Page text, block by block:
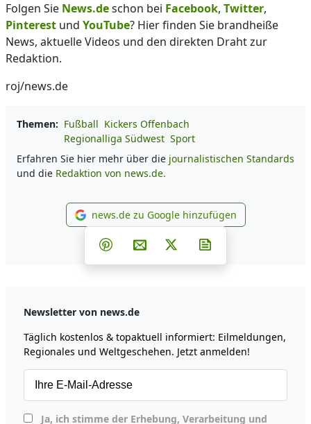
Folgen Sie News.deschon bei Facebook, Twitter,
Pinterest und YouTube? Hier finden Sie brandheiße
News, aktuelle Videos und den direkten Draht zur
Redaktion.
roj/news.de
Themen: Fußball Kickers Offenbach
Regionalliga Südwest Sport
Erfahren Sie hier mehr über die journalistischen Standards
und die Redaktion von news.de.
news.de zu Google
news.de zu Google hinzufügen
Teilen auf Facebook
Teilen auf Whatsapp
Teilen auf Telegram
Teilen auf Pinterest
Per E-Mail teilen
Post auf X
Newsletter von news.de
Täglich kostenlos & topaktuell informiert: Eilmeldungen,
Regionales und Weltgeschehen. Jetzt anmelden!